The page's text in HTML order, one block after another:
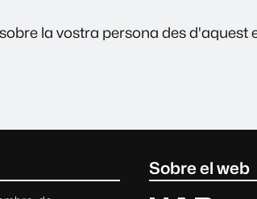
la vostra persona des d'aquest
Sobre el web